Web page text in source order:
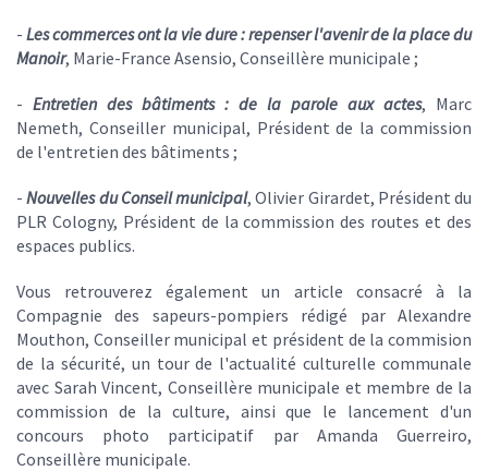
- Les commerces ont la vie dure : repenser l'avenir de la place du
Manoir, Marie-France Asensio, Conseillère municipale ;
- Entretien des bâtiments : de la parole aux actes, Marc
Nemeth, Conseiller municipal, Président de la commission
de l'entretien des bâtiments ;
- Nouvelles du Conseil municipal, Olivier Girardet, Président du
PLR Cologny, Président de la commission des routes et des
espaces publics.
Vous retrouverez également un article consacré à la
Compagnie des sapeurs-pompiers rédigé par Alexandre
Mouthon, Conseiller municipal et président de la commision
de la sécurité, un tour de l'actualité culturelle communale
avec Sarah Vincent, Conseillère municipale et membre de la
commission de la culture, ainsi que le lancement d'un
concours photo participatif par Amanda Guerreiro,
Conseillère municipale.